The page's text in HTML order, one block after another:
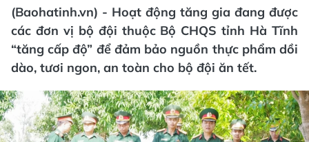
(Baohatinh.vn) - Hoạt động tăng gia đang được
các đơn vị bộ đội thuộc Bộ CHQS tỉnh Hà Tĩnh
“tăng cấp độ” để đảm bảo nguồn thực phẩm dồi
dào, tươi ngon, an toàn cho bộ đội ăn tết.